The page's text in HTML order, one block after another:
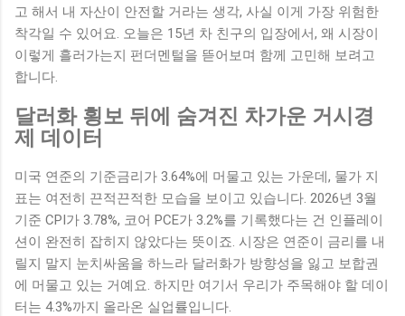
고 해서 내 자산이 안전할 거라는 생각, 사실 이게 가장 위험한
착각일 수 있어요. 오늘은 15년 차 친구의 입장에서, 왜 시장이
이렇게 흘러가는지 펀더멘털을 뜯어보며 함께 고민해 보려고
합니다.
달러화 횡보 뒤에 숨겨진 차가운 거시경
제 데이터
미국 연준의 기준금리가 3.64%에 머물고 있는 가운데, 물가 지
표는 여전히 끈적끈적한 모습을 보이고 있습니다. 2026년 3월
기준 CPI가 3.78%, 코어 PCE가 3.2%를 기록했다는 건 인플레이
션이 완전히 잡히지 않았다는 뜻이죠. 시장은 연준이 금리를 내
릴지 말지 눈치싸움을 하느라 달러화가 방향성을 잃고 보합권
에 머물고 있는 거예요. 하지만 여기서 우리가 주목해야 할 데이
터는 4.3%까지 올라온 실업률입니다.